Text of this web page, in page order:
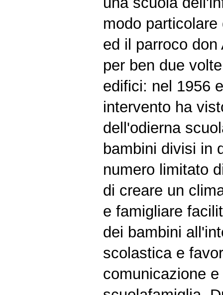
modo
ed il parroco
per ben due
edifici: nel 1956
intervento ha
dell'odierna
bambini divisi in
numero limitato
di creare un
e famigliare
dei bambini
scolastica e
comunicazione